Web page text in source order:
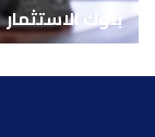
بنوك الاستثمار